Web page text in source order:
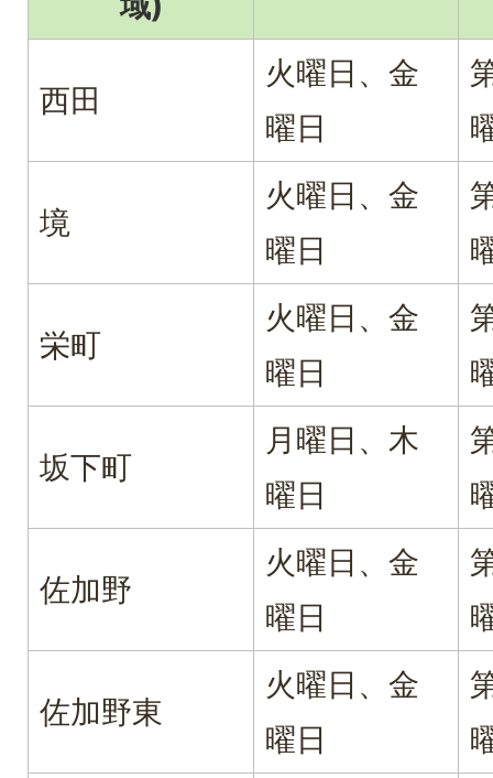
西田
火曜日、金
曜日
境
火曜日、金
曜日
栄町
火曜日、金
曜日
坂下町
月曜日、木
曜日
佐加野
火曜日、金
曜日
佐加野東
火曜日、金
曜日